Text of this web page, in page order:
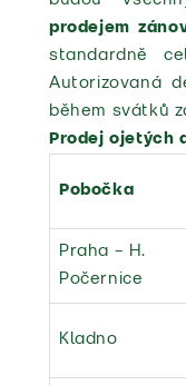
prodejem
standardně
Autorizovaná
během svátků
Prodej ojetých
Pobočka
Praha – H.
Počernice
Kladno